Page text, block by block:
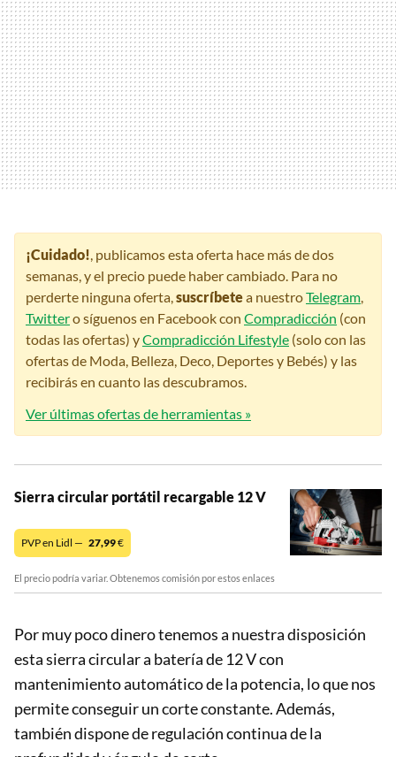
¡Cuidado!, publicamos esta oferta hace más de dos
semanas, y el precio puede haber cambiado. Para no
perderte ninguna oferta,suscríbetea nuestroTelegram,
Twittero síguenos en Facebook con Compradicción (con
todas las ofertas) yCompradicción Lifestyle (solo con las
ofertas de Moda, Belleza, Deco, Deportes y Bebés) y las
recibirás en cuanto las descubramos.
Ver últimas ofertas de herramientas »
Sierra circular portátil recargable 12 V
PVP en Lidl — 27,99€
El precio podría variar. Obtenemos comisión por estos enlaces
Por muy poco dinero tenemos a nuestra disposición
esta sierra circular a batería de 12 V con
mantenimiento automático de la potencia, lo que nos
permite conseguir un corte constante. Además,
también dispone de regulación continua de la